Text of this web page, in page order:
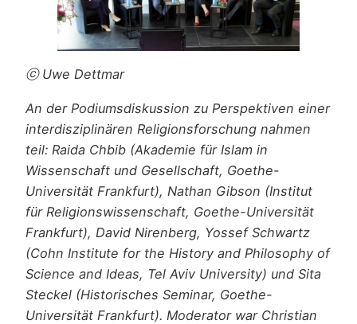
ⓒ Uwe Dettmar
An der Podiumsdiskussion zu Perspektiven einer
interdisziplinären Religionsforschung nahmen
teil: Raida Chbib (Akademie für Islam in
Wissenschaft und Gesellschaft, Goethe-
Universität Frankfurt), Nathan Gibson (Institut
für Religionswissenschaft, Goethe-Universität
Frankfurt), David Nirenberg, Yossef Schwartz
(Cohn Institute for the History and Philosophy of
Science and Ideas, Tel Aviv University) und Sita
Steckel (Historisches Seminar, Goethe-
Universität Frankfurt). Moderator war Christian